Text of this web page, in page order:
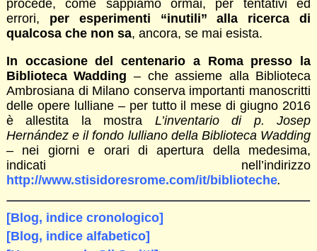
procede, come sappiamo ormai, per tentativi ed
errori, per esperimenti “inutili” alla ricerca di
qualcosa che non sa, ancora, se mai esista.
In occasione del centenario a Roma presso la
Biblioteca Wadding – che assieme alla Biblioteca
Ambrosiana di Milano conserva importanti manoscritti
delle opere lulliane – per tutto il mese di giugno 2016
è allestita la mostra L’inventario di p. Josep
Hernández e il fondo lulliano della Biblioteca Wadding
– nei giorni e orari di apertura della medesima,
indicati nell’indirizzo
http://www.stisidoresrome.com/it/biblioteche.
[Blog, indice cronologico]
[Blog, indice alfabetico]